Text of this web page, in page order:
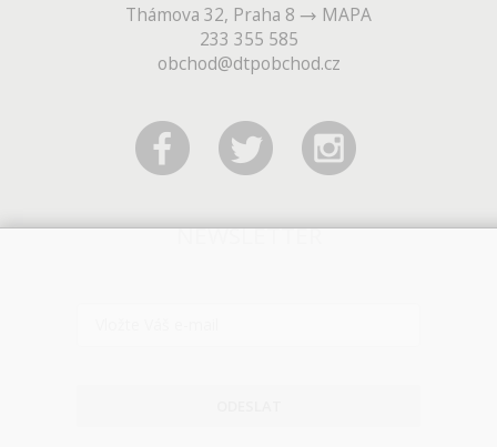
Thámova 32, Praha 8
MAPA
233 355 585
obchod@dtpobchod.cz
NEWSLETTER